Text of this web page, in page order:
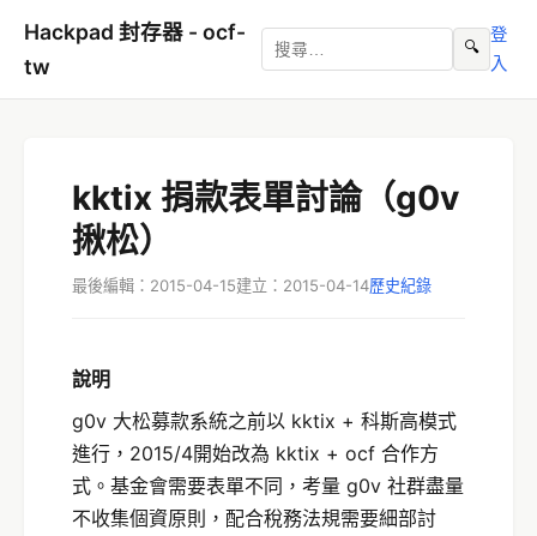
Hackpad 封存器 - ocf-
tw
🔍
登
入
kktix 捐款表單討論（g0v
揪松）
最後編輯：2015-04-15建立：2015-04-14歷史紀錄
說明
g0v 大松募款系統之前以 kktix + 科斯高模式
進行，2015/4開始改為 kktix + ocf 合作方
式。基金會需要表單不同，考量 g0v 社群盡量
不收集個資原則，配合稅務法規需要細部討